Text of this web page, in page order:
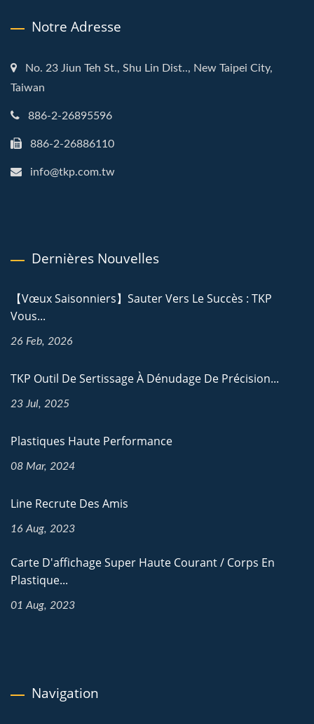
Notre Adresse
No. 23 Jiun Teh St., Shu Lin Dist.., New Taipei City,
Taiwan
886-2-26895596
886-2-26886110
info@tkp.com.tw
Dernières Nouvelles
【Vœux Saisonniers】Sauter Vers Le Succès : TKP
Vous...
26 Feb, 2026
TKP Outil De Sertissage À Dénudage De Précision...
23 Jul, 2025
Plastiques Haute Performance
08 Mar, 2024
Line Recrute Des Amis
16 Aug, 2023
Carte D'affichage Super Haute Courant / Corps En
Plastique...
01 Aug, 2023
Navigation